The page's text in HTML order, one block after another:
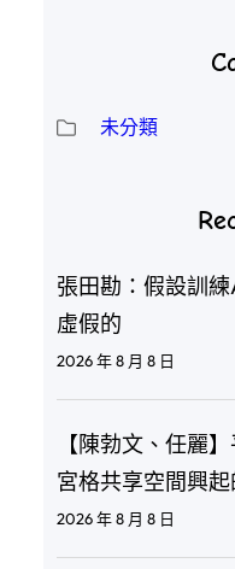
未分類
張田勘：假設訓
虛假的
2026 年 8 月 8 日
【陳勃文、任麗
宮格共享空間興起
2026 年 8 月 8 日